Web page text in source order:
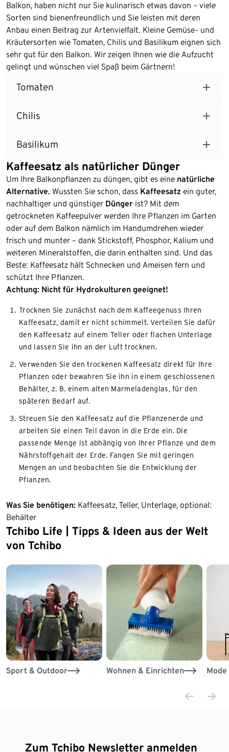
Balkon, haben nicht nur Sie kulinarisch etwas davon – viele
Sorten sind bienenfreundlich und Sie leisten mit deren
Anbau einen Beitrag zur Artenvielfalt. Kleine Gemüse- und
Kräutersorten wie Tomaten, Chilis und Basilikum eignen sich
sehr gut für den Balkon. Wir zeigen Ihnen wie die Aufzucht
gelingt und wünschen viel Spaß beim Gärtnern!
Tomaten
Chilis
Basilikum
Kaffeesatz als natürlicher Dünger
Um Ihre Balkonpflanzen zu düngen, gibt es eine natürliche
Alternative. Wussten Sie schon, dass Kaffeesatz ein guter,
nachhaltiger und günstiger Dünger ist? Mit dem
getrockneten Kaffeepulver werden Ihre Pflanzen im Garten
oder auf dem Balkon nämlich im Handumdrehen wieder
frisch und munter – dank Stickstoff, Phosphor, Kalium und
weiteren Mineralstoffen, die darin enthalten sind. Und das
Beste: Kaffeesatz hält Schnecken und Ameisen fern und
schützt Ihre Pflanzen.
Achtung: Nicht für Hydrokulturen geeignet!
Trocknen Sie zunächst nach dem Kaffeegenuss Ihren
Kaffeesatz, damit er nicht schimmelt. Verteilen Sie dafür
den Kaffeesatz auf einem Teller oder flachen Unterlage
und lassen Sie ihn an der Luft trocknen.
Verwenden Sie den trockenen Kaffeesatz direkt für Ihre
Pflanzen oder bewahren Sie ihn in einem geschlossenen
Behälter, z. B. einem alten Marmeladenglas, für den
späteren Bedarf auf.
Streuen Sie den Kaffeesatz auf die Pflanzenerde und
arbeiten Sie einen Teil davon in die Erde ein. Die
passende Menge ist abhängig von Ihrer Pflanze und dem
Nährstoffgehalt der Erde. Fangen Sie mit geringen
Mengen an und beobachten Sie die Entwicklung der
Pflanzen.
Was Sie benötigen: Kaffeesatz, Teller, Unterlage, optional:
Behälter
Tchibo Life | Tipps & Ideen aus der Welt
von Tchibo
Sport & Outdoor Wohnen & Einrichten
Ende der Auflistung
Zum Tchibo Newsletter anmelden